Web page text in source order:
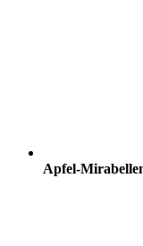
Apfel-